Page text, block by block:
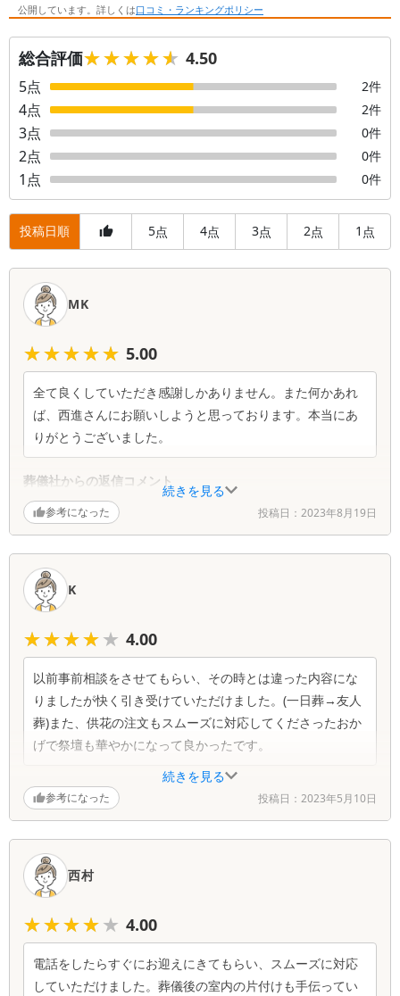
公開しています。詳しくは口コミ・ランキングポリシー
総合評価★★★★★
★★★★★ 4.50
5点 2件
4点 2件
3点 0件
2点 0件
1 点 0件
投稿日順 5点 4点 3点 2点 1 点
口
続きを見る
MK
★★★★★
★★★★★ 5.00
全て良くしていただき感謝しかありません。また何かあれ
ば、西進さんにお願いしようと思っております。本当にあ
りがとうございました。
葬儀社からの返信コメント
この度は西進葬儀社をご指名いただきまして誠にあ
りがとうございます。 火葬日当日も多くの方にお
見送りいただき、故人様も大変喜んでお旅立ちいた
参考になった 投稿日： 2023年8月19日
続きを見る
K
★★★★★
★★★★★ 4.00
以前事前相談をさせてもらい、その時とは違った内容にな
りましたが快く引き受けていただけました。(一日葬→友人
葬)また、供花の注文もスムーズに対応してくださったおか
げで祭壇も華やかになって良かったです。
葬儀社からの返信コメント
持ちの変化で葬儀内容を変えられる方もいらっしゃ
いますので、お気になさらないでください。 その
ください。
参考になった 投稿日： 2023年5月10日
西村
★★★★★
★★★★★ 4.00
電話をしたらすぐにお迎えにきてもらい、スムーズに対応
していただけました。葬儀後の室内の片付けも手伝ってい